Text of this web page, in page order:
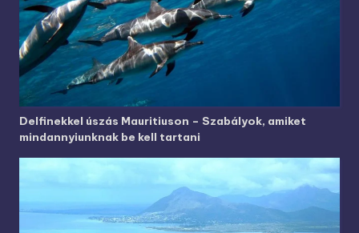
Delfinekkel úszás Mauritiuson – Szabályok, amiket
mindannyiunknak be kell tartani